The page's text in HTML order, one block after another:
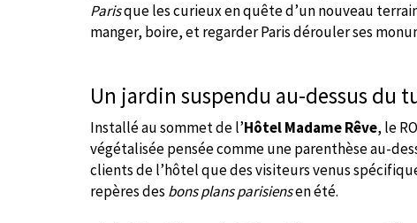
Parisque les curieux en quête d’un nouveau
manger, boire, et regarder Paris dérouler ses
Un jardin suspendu au-dessus du
Installé au sommet de l’Hôtel Madame Rêve, le
végétalisée pensée comme une parenthèse au-
clients de l’hôtel que des visiteurs venus
repères des bons plans parisiensen été.